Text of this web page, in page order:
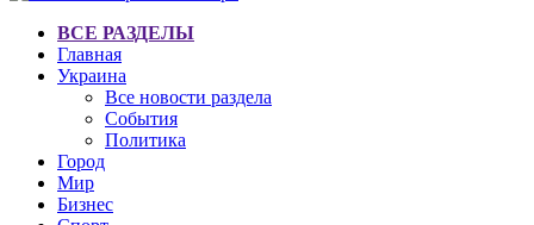
ВСЕ РАЗДЕЛЫ
Главная
Украина
Все новости раздела
События
Политика
Город
Мир
Бизнес